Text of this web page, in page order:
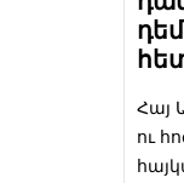
Հայ
ու